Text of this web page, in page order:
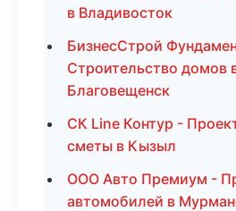
в Владивосток
БизнесСтрой
Строительство домов
Благовещенск
СК Line Контур -
сметы в Кызыл
ООО Авто Премиум -
автомобилей в